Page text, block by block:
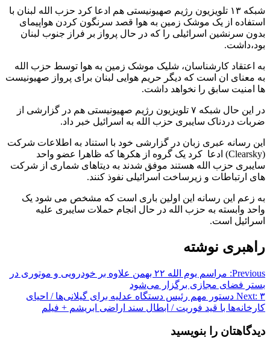
شبکه ۱۳ تلویزیون رژیم صهیونیستی هم ادعا کرد حزب الله لبنان با
استفاده از یک موشک زمین به هوا قصد سرنگون کردن هواپیمای
بدون سرنشین اسرائیلی را که در حال پرواز بر فراز جنوب لبنان
بود،داشت.
به اعتقاد کارشناسان، شلیک موشک زمین به هوا توسط حزب الله
به معنای ان است که دیگر حریم هوایی لبنان برای پرواز صهیونیست
ها امنیت سابق را نخواهد داشت.
در این حال شبکه ۷ تلویزیون رژیم صهیونیستی هم در گزارشی از
ضربات دردناک سایبری حزب الله به اسرائیل خبر داد.
این رسانه عبری زبان در گزارشی خود با استناد به اطلاعات شرکت
(Clearsky) ادعا کرد یک گروه از هکرها که ظاهرا عضو واحد
سایبری حزب الله هستند موفق شدند به دیتاهای شماری از شرکت
های ارتباطات و زیرساخت اسرائیلی نفوذ کنند.
به زعم این رسانه این اولین باری است که مشخص می شود یک
واحد وابسته به حزب الله در حال انجام حملات سایبری علیه
اسرائیل است.
راهبری نوشته
Previous:
مراسم یوم الله ۲۲ بهمن علاوه بر خودرویی و موتوری در
بستر فضای مجازی برگزار می‌شود
Next: ۳ دستور مهم رئیس دستگاه عدلیه برای گیلانی‌ها / احیای
کارخانه‌ها با قید فوریت / ابطال سند اراضی ابریشم + فیلم
دیدگاهتان را بنویسید